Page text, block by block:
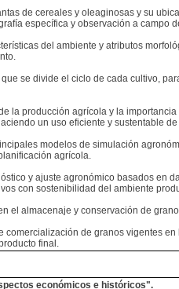
de cereales y oleaginosas y su
específica y observación a campo
del ambiente y atributos
se divide el ciclo de cada cultivo,
la producción agrícola y la
un uso eficiente y sustentable
modelos de simulación
agrícola.
y ajuste agronómico basados en
con sostenibilidad del ambiente
el almacenaje y conservación de
comercialización de granos vigentes
final.
económicos e históricos".